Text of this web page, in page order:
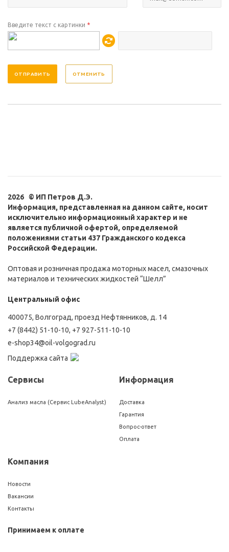
Введите текст с картинки *
ОТМЕНИТЬ
2026 © ИП Петров Д.Э.
Информация, представленная на данном сайте, носит
исключительно информационный характер и не
является публичной офертой, определяемой
положениями статьи 437 Гражданского кодекса
Российской Федерации.
Оптовая и розничная продажа моторных масел, смазочных
материалов и технических жидкостей “Шелл”
Центральный офис
400075, Волгоград, проезд Нефтянников, д. 14
+7 (8442) 51-10-10, +7 927-511-10-10
e-shop34@oil-volgograd.ru
Поддержка сайта
Сервисы
Анализ масла (Сервис LubeAnalyst)
Информация
Доставка
Гарантия
Вопрос-ответ
Оплата
Компания
Новости
Вакансии
Контакты
Принимаем к оплате